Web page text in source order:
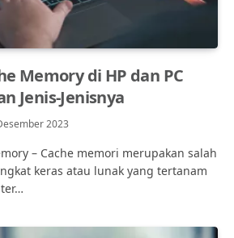
Memory di HP dan PC
Jenis-Jenisnya
2023
– Cache memori merupakan salah
keras atau lunak yang tertanam